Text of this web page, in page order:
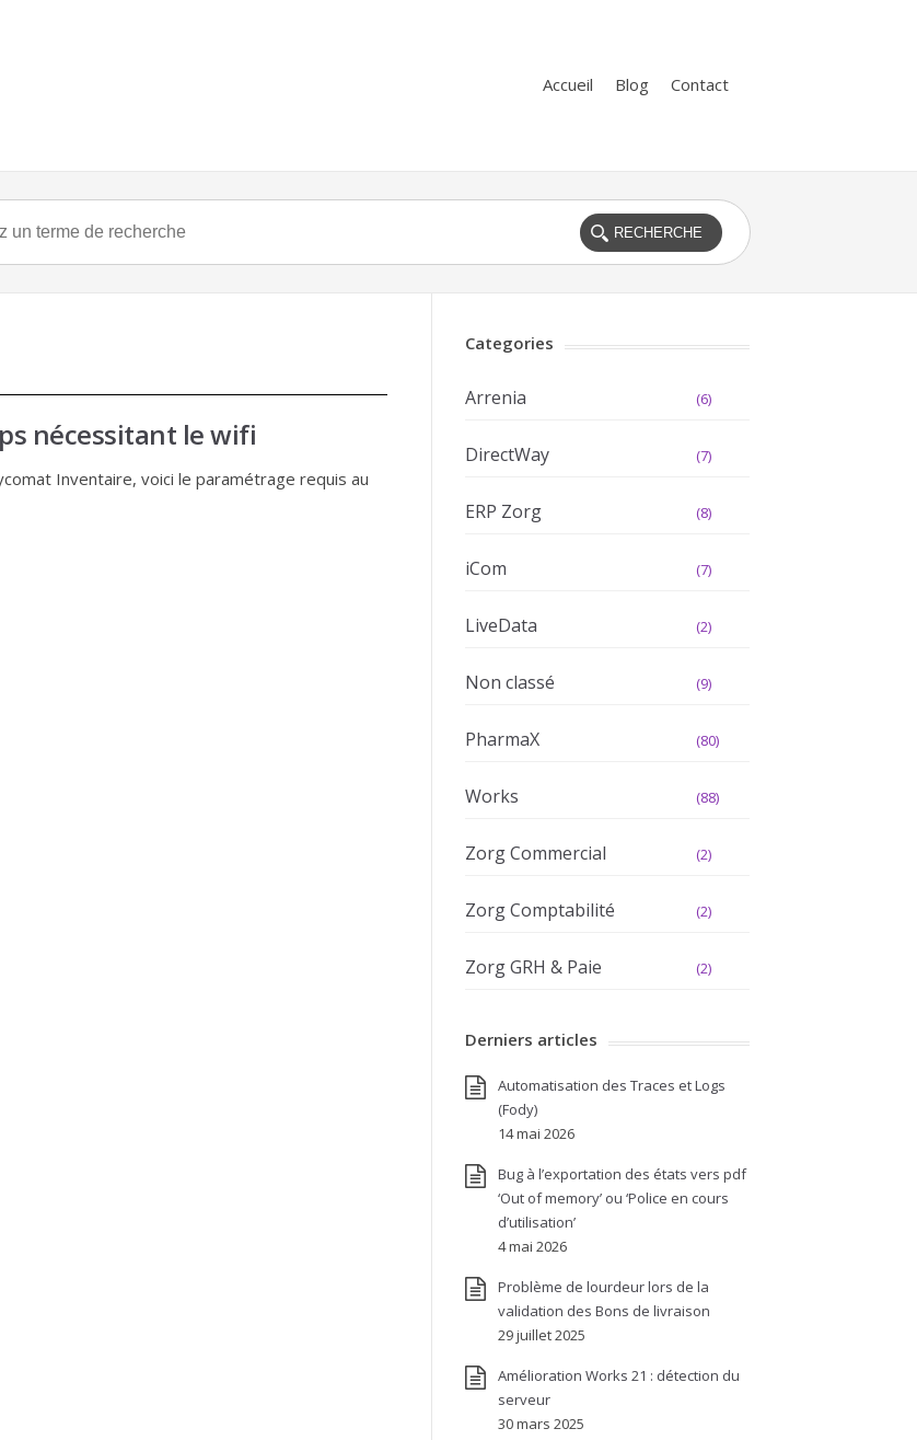
Accueil Blog Contact
nécessitant le wifi
Inventaire, voici le paramétrage requis au
Categories
Arrenia (6)
DirectWay (7)
ERP Zorg (8)
iCom (7)
LiveData (2)
Non classé (9)
PharmaX (80)
Works (88)
Zorg Commercial (2)
Zorg Comptabilité (2)
Zorg GRH & Paie (2)
Derniers articles
Automatisation des Traces et Logs
(Fody)
14 mai 2026
Bug à l’exportation des états vers pdf
‘Out of memory’ ou ‘Police en cours
d’utilisation’
4 mai 2026
Problème de lourdeur lors de la
validation des Bons de livraison
29 juillet 2025
Amélioration Works 21 : détection du
serveur
30 mars 2025